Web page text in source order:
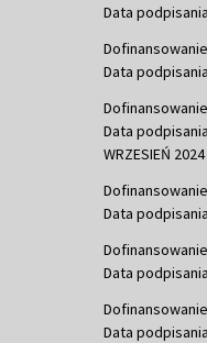
Data
Data
Data
WRZESIEŃ
Data
Data
Data